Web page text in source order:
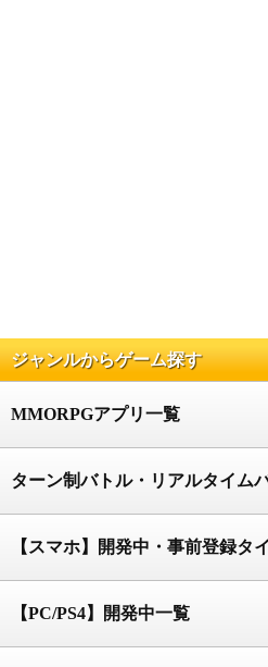
ジャンルからゲーム探す
MMORPGアプリ一覧
ターン制バトル・リアルタイム
【スマホ】開発中・事前登録タ
【PC/PS4】開発中一覧